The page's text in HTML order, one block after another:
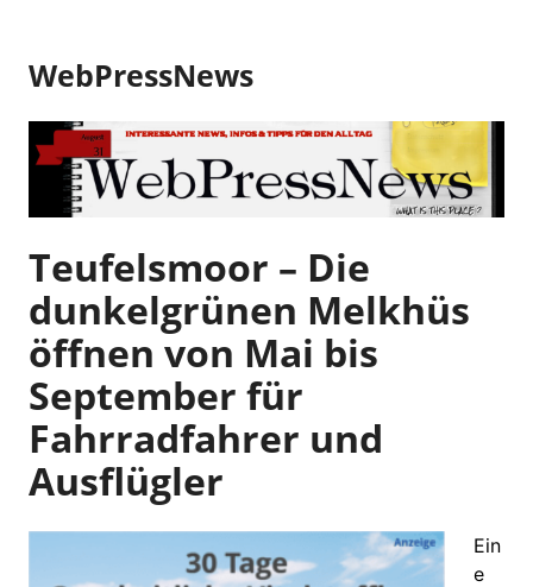
m
n
h
l
p
r
i
n
g
e
n
WebPressNews
Teufelsmoor – Die
dunkelgrünen Melkhüs
öffnen von Mai bis
September für
Fahrradfahrer und
Ausflügler
Ein
e